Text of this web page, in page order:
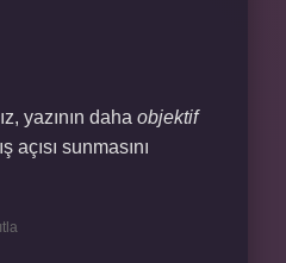
yazının daha objektif
açısı sunmasını